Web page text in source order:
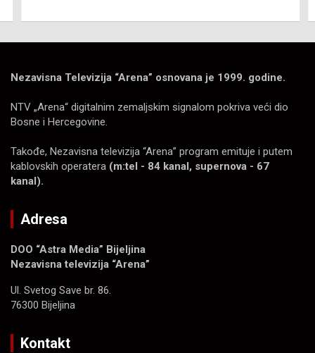
Nezavisna Televizija “Arena” osnovana je 1999. godine.
NTV „Arena“ digitalnim zemaljskim signalom pokriva veći dio
Bosne i Hercegovine.
Takođe, Nezavisna televizija “Arena” program emituje i putem
kablovskih operatera (m:tel - 84 kanal, supernova - 67
kanal).
Adresa
DOO “Astra Media” Bijeljina
Nezavisna televizija “Arena”
Ul. Svetog Save br. 86.
76300 Bijeljina
Kontakt